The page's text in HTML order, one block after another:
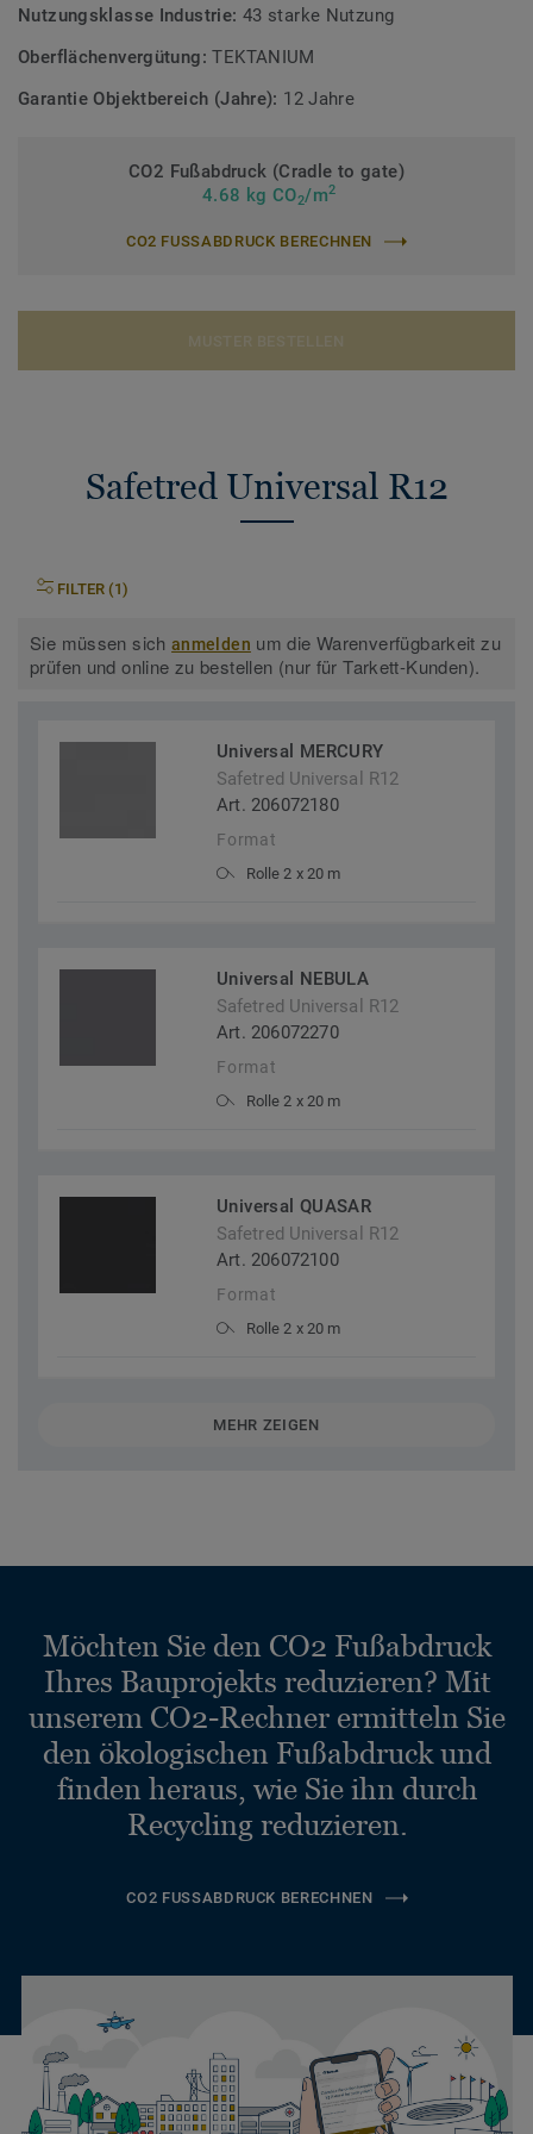
Nutzungsklasse Industrie: 43 starke Nutzung
Oberflächenvergütung:TEKTANIUM
Garantie Objektbereich (Jahre): 12 Jahre
CO2 Fußabdruck (Cradle to gate)
4.68 kg CO2/m2
CO2 FUSSABDRUCK BERECHNEN
Safetred Universal R12
FILTER (1)
Sie müssen sichanmelden um die Warenverfügbarkeit zu
prüfen und online zu bestellen (nur für Tarkett-Kunden).
Universal MERCURY
Safetred Universal R12
Art. 206072180
Format
Rolle 2 x 20 m
Universal NEBULA
Safetred Universal R12
Art. 206072270
Format
Rolle 2 x 20 m
Universal QUASAR
Safetred Universal R12
Art. 206072100
Format
Rolle 2 x 20 m
MEHR ZEIGEN
Möchten Sie den CO2 Fußabdruck
Ihres Bauprojekts reduzieren? Mit
unserem CO2-Rechner ermitteln Sie
den ökologischen Fußabdruck und
finden heraus, wie Sie ihn durch
Recycling reduzieren.
CO2 FUSSABDRUCK BERECHNEN